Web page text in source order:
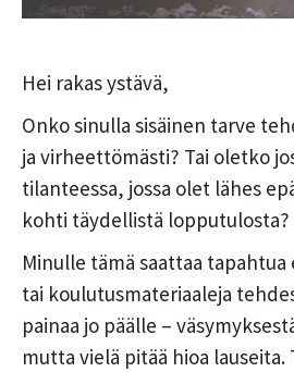
Hei rakas ystävä,
Onko sinulla sisäinen tarve
ja virheettömästi? Tai oletko
tilanteessa, jossa olet lähes
kohti täydellistä lopputulosta?
Minulle tämä saattaa
tai koulutusmateriaaleja
painaa jo päälle –
mutta vielä pitää hioa lauseita.